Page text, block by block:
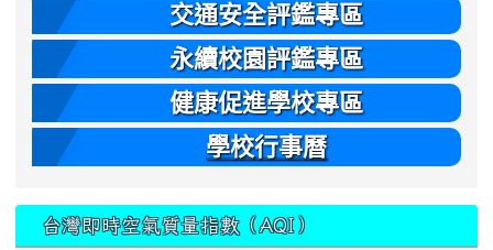
交通安全評鑑專區
永續校園評鑑專區
健康促進學校專區
學校行事曆
台灣即時空氣質量指數（AQI）